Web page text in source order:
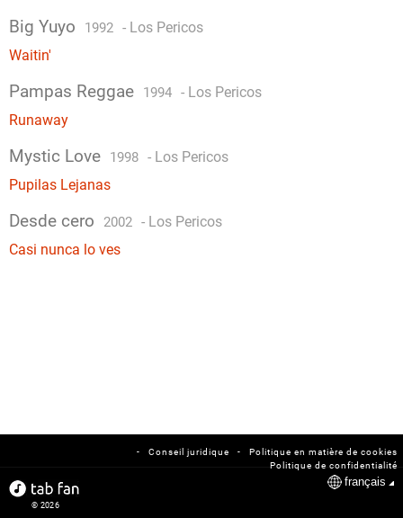
Big Yuyo 1992 - Los Pericos
Waitin'
Pampas Reggae 1994 - Los Pericos
Runaway
Mystic Love 1998 - Los Pericos
Pupilas Lejanas
Desde cero 2002 - Los Pericos
Casi nunca lo ves
Politique en matière de cookies
-
Conseil juridique
-
Politique de confidentialité
français
© 2026